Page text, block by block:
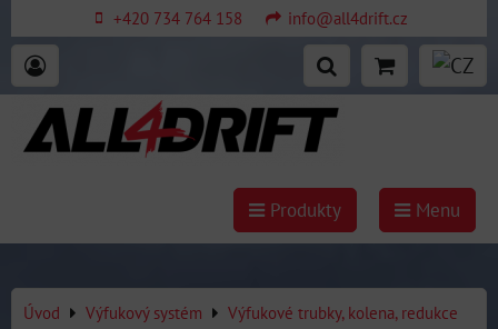
+420 734 764 158 info@all4drift.cz
Produkty Menu
Úvod Výfukový systém Výfukové trubky, kolena, redukce